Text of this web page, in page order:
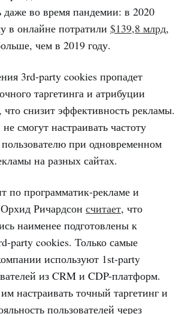
даже во время пандемии: в 2020
в онлайне потратили $139,8 млрд,
чем в 2019 году.
3rd-party cookies пропадет
таргетинга и атрибуции
что снизит эффективность рекламы.
смогут настраивать частоту
при одновременном
на разных сайтах.
по программатик-рекламе и
Ричардсон считает, что
наименее подготовлены к
party cookies. Только самые
используют 1st-party
из CRM и CDP-платформ.
настраивать точный таргетинг и
пользователей через